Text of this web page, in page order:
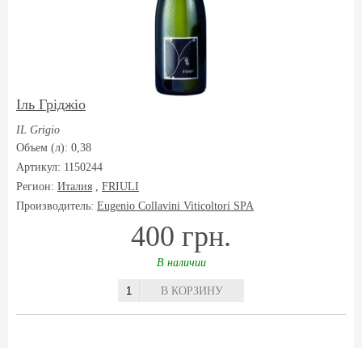
Іль Гріджіо
IL Grigio
Объем (л): 0,38
Артикул: 1150244
Регион: Италия , FRIULI
Производитель: Eugenio Collavini Viticoltori SPA
400 грн.
В наличии
В КОРЗИНУ